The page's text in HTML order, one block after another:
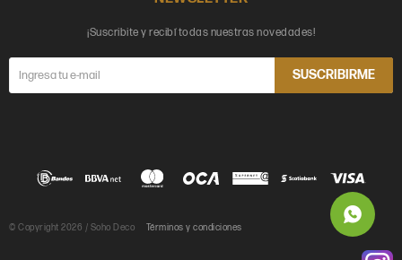
¡Suscribite y recibí todas nuestras novedades!
SUSCRIBIRME
© Copyright 2026 / Soho Deco Términos y condiciones